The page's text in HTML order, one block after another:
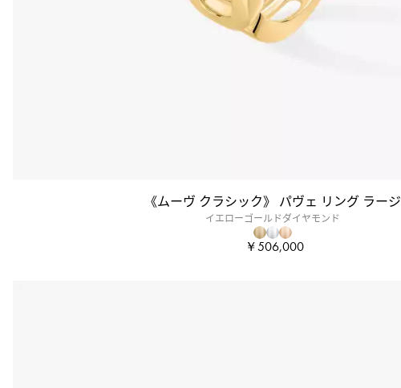
《ムーヴ クラシック》 パヴェ リング ラージ
イエローゴールドダイヤモンド
￥506,000